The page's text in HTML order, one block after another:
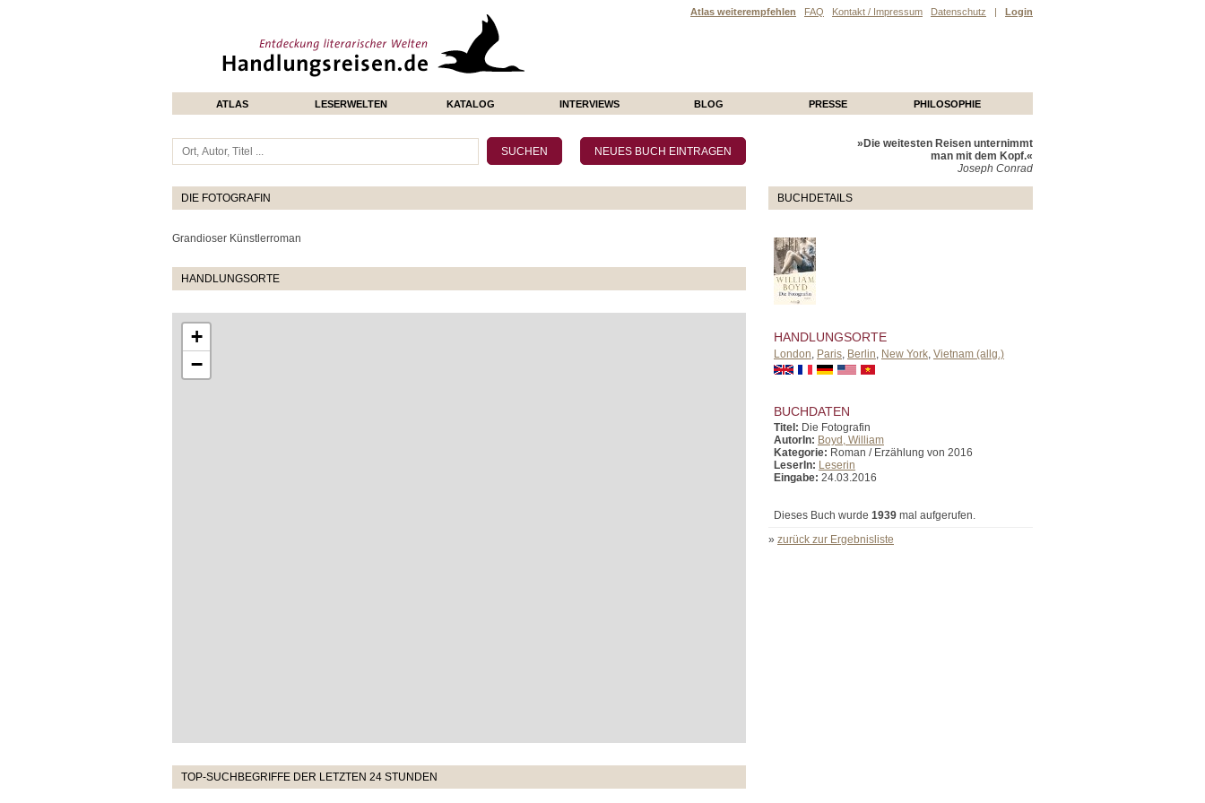
Atlas weiterempfehlen FAQ Kontakt / Impressum Datenschutz | Login
ATLAS LESERWELTEN KATALOG INTERVIEWS BLOG PRESSE PHILOSOPHIE
DIE FOTOGRAFIN
Grandioser Künstlerroman
HANDLUNGSORTE
+
−
TOP-SUCHBEGRIFFE DER LETZTEN 24 STUNDEN
»Die weitesten Reisen unternimmt
man mit dem Kopf.«
Joseph Conrad
BUCHDETAILS
HANDLUNGSORTE
London Paris Berlin New York Vietnam (allg.)
BUCHDATEN
Titel: Die Fotografin
AutorIn: Boyd, William
Kategorie: Roman / Erzählung von 2016
LeserIn: Leserin
Eingabe: 24.03.2016
Dieses Buch wurde 1939 mal aufgerufen.
» zurück zur Ergebnisliste